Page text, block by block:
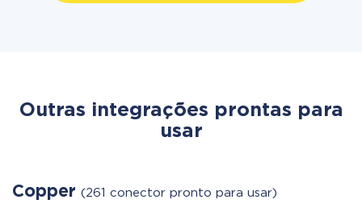
Outras integrações prontas para
usar
Copper (261 conector pronto para usar)